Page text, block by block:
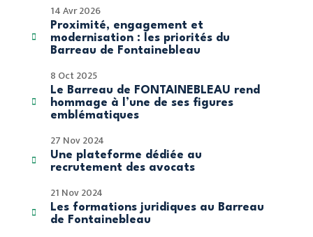

14 Avr 2026
Proximité, engagement et
modernisation : les priorités du
Barreau de Fontainebleau

8 Oct 2025
Le Barreau de FONTAINEBLEAU rend
hommage à l’une de ses figures
emblématiques

27 Nov 2024
Une plateforme dédiée au
recrutement des avocats

21 Nov 2024
Les formations juridiques au Barreau
de Fontainebleau